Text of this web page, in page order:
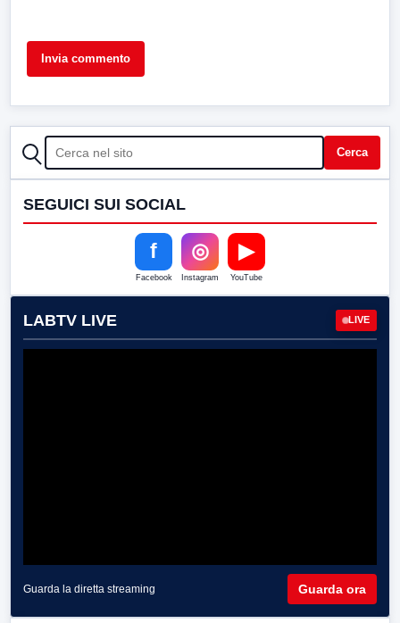
CERCA Cerca
SEGUICI SUI SOCIAL
f
Facebook
◎
Instagram
▶
YouTube
LABTV LIVE LIVE
Guarda la diretta streaming Guarda ora